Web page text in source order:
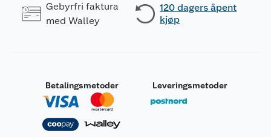
Gebyrfri faktura
med Walley
120 dagers åpent
kjøp
Betalingsmetoder Leveringsmetoder